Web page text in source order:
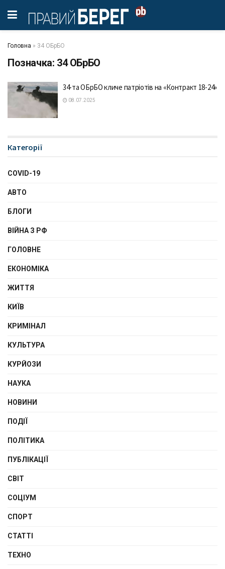
Головна » 34 ОБрБО
Позначка: 34 ОБрБО
34-та ОБрБО кличе патріотів на «Контракт 18-24»
08.07.2025
Категорії
COVID-19
АВТО
БЛОГИ
ВІЙНА З РФ
ГОЛОВНЕ
ЕКОНОМІКА
ЖИТТЯ
КИЇВ
КРИМІНАЛ
КУЛЬТУРА
КУРЙОЗИ
НАУКА
НОВИНИ
ПОДІЇ
ПОЛІТИКА
ПУБЛІКАЦІЇ
СВІТ
СОЦІУМ
СПОРТ
СТАТТІ
ТЕХНО